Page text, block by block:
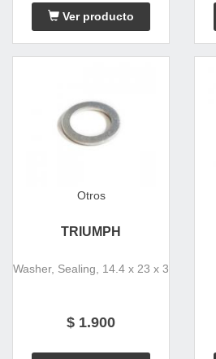
Ver producto
Otros
TRIUMPH
Washer, Sealing, 14.4 x 23 x 3
$ 1.900